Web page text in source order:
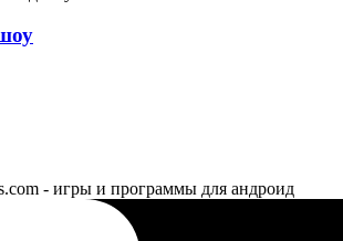
- игры и программы для андроид